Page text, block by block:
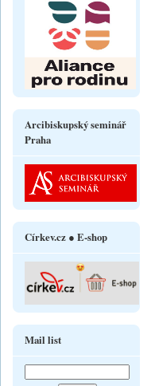
Arcibiskupský seminář
Praha
Církev.cz ● E-shop
Mail list